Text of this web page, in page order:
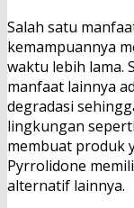
Salah satu
kemampuannya
waktu lebih lama.
manfaat lainnya
degradasi
lingkungan
membuat produk
Pyrrolidone
alternatif lainnya.